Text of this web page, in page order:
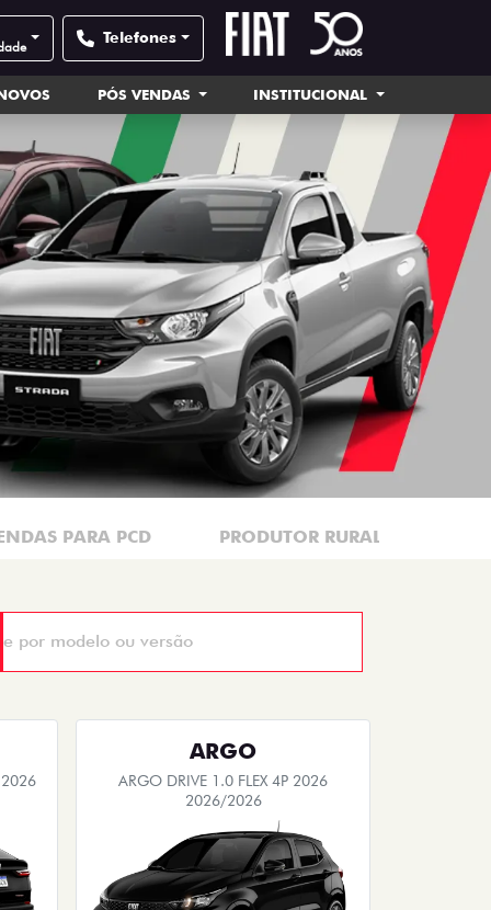
Telefones
PÓS VENDAS INSTITUCIONAL
PARA PCD PRODUTOR RURAL
2026
ARGO
ARGO DRIVE 1.0 FLEX 4P 2026
2026/2026